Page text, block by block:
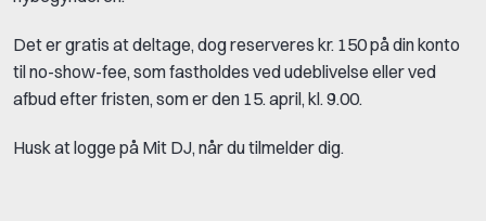
Det er gratis at deltage, dog reserveres kr. 150 på din konto
til no-show-fee, som fastholdes ved udeblivelse eller ved
afbud efter fristen, som er den 15. april, kl. 9.00.
Husk at logge på Mit DJ, når du tilmelder dig.